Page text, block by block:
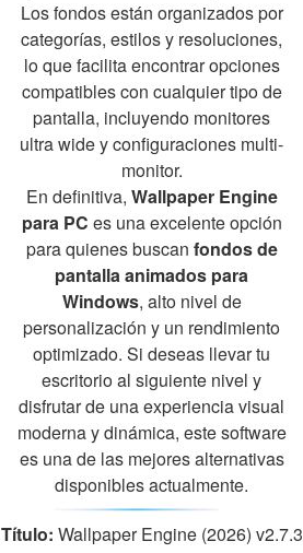
Los fondos están organizados por
categorías, estilos y resoluciones,
lo que facilita encontrar opciones
compatibles con cualquier tipo de
pantalla, incluyendo monitores
ultra wide y configuraciones multi-
monitor.
En definitiva, Wallpaper Engine
para PC es una excelente opción
para quienes buscan fondos de
pantalla animados para
Windows, alto nivel de
personalización y un rendimiento
optimizado. Si deseas llevar tu
escritorio al siguiente nivel y
disfrutar de una experiencia visual
moderna y dinámica, este software
es una de las mejores alternativas
disponibles actualmente.
Título: Wallpaper Engine (2026) v2.7.3